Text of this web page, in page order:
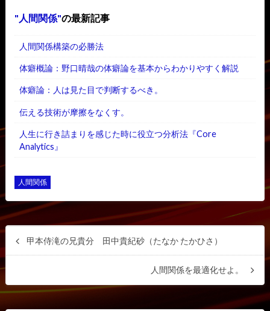
人間関係 の最新記事
人間関係構築の必勝法
体癖概論：野口晴哉の体癖論を基本からわかりやすく解説
体癖論：人は見た目で判断するべき。
伝える技術が摩擦をなくす。
人生に行き詰まりを感じた時に役立つ分析法『Core
Analytics』
人間関係
甲本侍滝の兄貴分 田中貴紀砂（たなか たかひさ）
人間関係を最適化せよ。